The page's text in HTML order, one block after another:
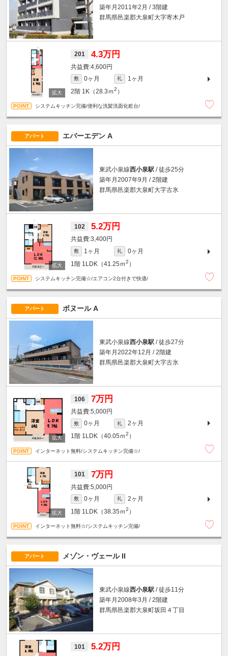
築年月2011年2月 / 3階建
群馬県邑楽郡大泉町大字寄木戸
201 4.3万円
4,600円
敷 0ヶ月 礼
1ヶ月
2階 1K（28.3ｍ2 ）
システムキッチン完備/便利な洗髪洗面化粧台/
アパート エバーエデン A
東武小泉線西小泉駅 / 徒歩25分
築年月2007年9月 / 2階建
群馬県邑楽郡大泉町大字古氷
102 5.2万円
3,400円
敷 1ヶ月 礼
0ヶ月
1階 1LDK（41.25ｍ2 ）
システムキッチン完備☆/エアコン2台付きで快適/
アパート ボヌール A
東武小泉線西小泉駅 / 徒歩27分
築年月2022年12月 / 2階建
群馬県邑楽郡大泉町大字古氷
106 7万円
5,000円
敷 0ヶ月 礼
2ヶ月
1階 1LDK（40.05ｍ2 ）
インターネット無料/システムキッチン完備☆/
101 7万円
5,000円
敷 0ヶ月 礼
2ヶ月
1階 1LDK（38.35ｍ2 ）
インターネット無料☆/システムキッチン完備/
アパート メゾン・ヴェール II
東武小泉線西小泉駅 / 徒歩11分
築年月2008年3月 / 2階建
群馬県邑楽郡大泉町坂田４丁目
101 5.2万円